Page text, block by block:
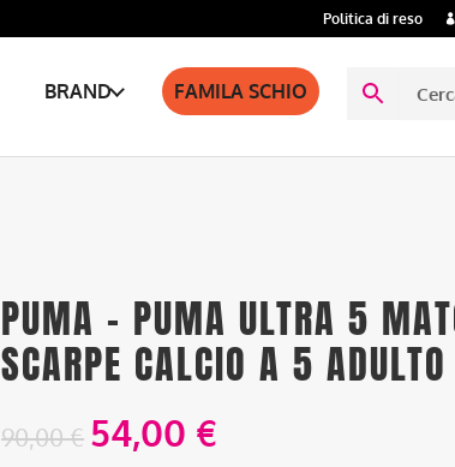
Politica di reso
BRAND FAMILA SCHIO
PUMA – PUMA ULTRA 5
SCARPE CALCIO A 5 ADULTO
90,00€ 54,00 €